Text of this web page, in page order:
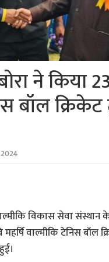
ने किया
बॉल क्रिकेट
विकास सेवा संस्थान
वाल्मीकि टेनिस बॉल